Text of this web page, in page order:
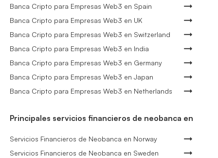
Banca Cripto para Empresas Web3 en Spain
Banca Cripto para Empresas Web3 en UK
Banca Cripto para Empresas Web3 en Switzerland
Banca Cripto para Empresas Web3 en India
Banca Cripto para Empresas Web3 en Germany
Banca Cripto para Empresas Web3 en Japan
Banca Cripto para Empresas Web3 en Netherlands
Principales servicios financieros de neobanca en
Servicios Financieros de Neobanca en Norway
Servicios Financieros de Neobanca en Sweden